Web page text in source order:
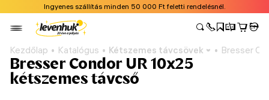
Ingyenes szállítás minden 50 000 Ft feletti rendelésnél.
Kezdőlap Katalógus Kétszemes távcsövek Bresser
Bresser Condor UR 10x25
kétszemes távcső